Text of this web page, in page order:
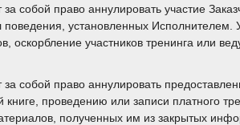
собой право аннулировать участие
установленных
оскорбление участников тренинга или
собой право аннулировать
книге, проведению или записи платного
полученных им из закрытых